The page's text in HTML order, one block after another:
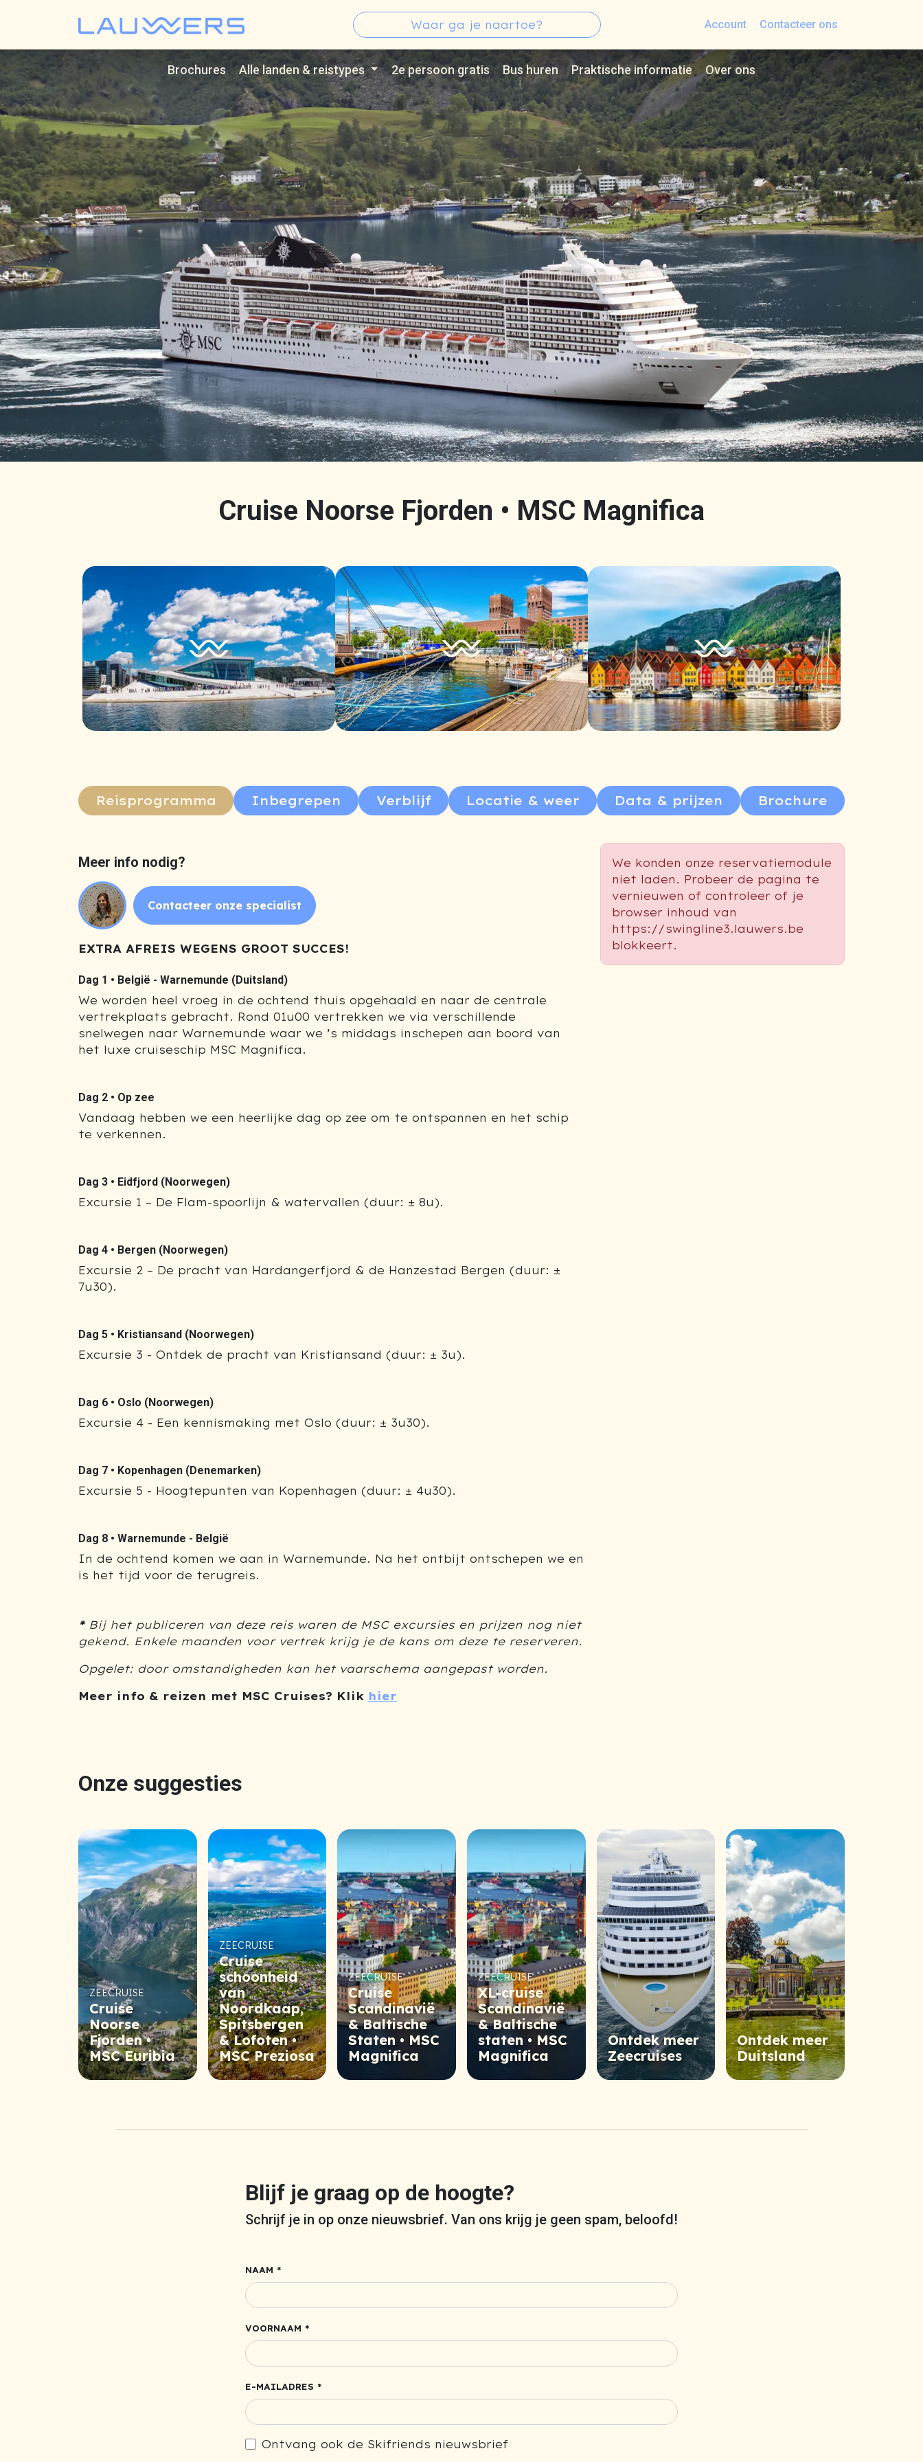
Lauwers Account Contacteer ons
Brochures Alle landen & reistypes 2e persoon gratis Bus huren Praktische informatie Over ons
Cruise Noorse Fjorden • MSC Magnifica
Reisprogramma Inbegrepen Verblijf Locatie & weer Data & prijzen Brochure
Meer info nodig?
Contacteer onze specialist
EXTRA AFREIS WEGENS GROOT SUCCES!
Dag 1 • België - Warnemunde (Duitsland)
We worden heel vroeg in de ochtend thuis opgehaald en naar de centrale
vertrekplaats gebracht. Rond 01u00 vertrekken we via verschillende
snelwegen naar Warnemunde waar we ’s middags inschepen aan boord van
het luxe cruiseschip MSC Magnifica.
Dag 2 • Op zee
Vandaag hebben we een heerlijke dag op zee om te ontspannen en het schip
te verkennen.
Dag 3 • Eidfjord (Noorwegen)
Excursie 1 – De Flam-spoorlijn & watervallen (duur: ± 8u).
Dag 4 • Bergen (Noorwegen)
Excursie 2 – De pracht van Hardangerfjord & de Hanzestad Bergen (duur: ±
7u30).
Dag 5 • Kristiansand (Noorwegen)
Excursie 3 - Ontdek de pracht van Kristiansand (duur: ± 3u).
Dag 6 • Oslo (Noorwegen)
Excursie 4 - Een kennismaking met Oslo (duur: ± 3u30).
Dag 7 • Kopenhagen (Denemarken)
Excursie 5 - Hoogtepunten van Kopenhagen (duur: ± 4u30).
Dag 8 • Warnemunde - België
In de ochtend komen we aan in Warnemunde. Na het ontbijt ontschepen we en
is het tijd voor de terugreis.
* Bij het publiceren van deze reis waren de MSC excursies en prijzen nog niet
gekend. Enkele maanden voor vertrek krijg je de kans om deze te reserveren.
Opgelet: door omstandigheden kan het vaarschema aangepast worden.
Meer info & reizen met MSC Cruises? Klik hier
We konden onze reservatiemodule
niet laden. Probeer de pagina te
vernieuwen of controleer of je
browser inhoud van
https://swingline3.lauwers.be
blokkeert.
Onze suggesties
ZEECRUISE
Cruise
Noorse
Fjorden •
MSC Euribia
ZEECRUISE
Cruise
schoonheid
van
Noordkaap,
Spitsbergen
& Lofoten •
MSC Preziosa
ZEECRUISE
Cruise
Scandinavië
& Baltische
Staten • MSC
Magnifica
ZEECRUISE
XL-cruise
Scandinavië
& Baltische
staten • MSC
Magnifica
Ontdek meer
Zeecruises
Ontdek meer
Duitsland
Blijf je graag op de hoogte?
Schrijf je in op onze nieuwsbrief. Van ons krijg je geen spam, beloofd!
NAAM *
VOORNAAM *
E-MAILADRES *
Ontvang ook de Skifriends nieuwsbrief